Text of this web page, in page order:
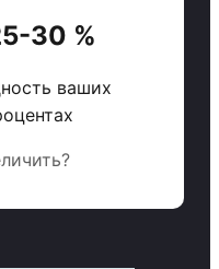
30 %
ваших